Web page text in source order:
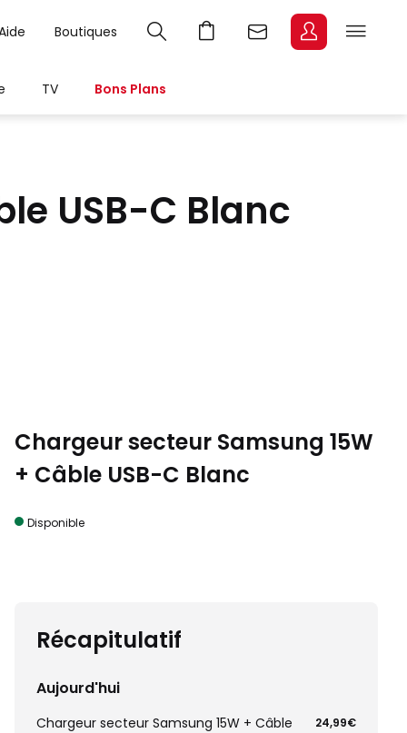
Boutiques
TV Bons Plans
USB-C Blanc
Chargeur secteur Samsung 15W
+ Câble USB-C Blanc
Disponible
Récapitulatif
Aujourd'hui
Chargeur secteur Samsung 15W + Câble
24,99€